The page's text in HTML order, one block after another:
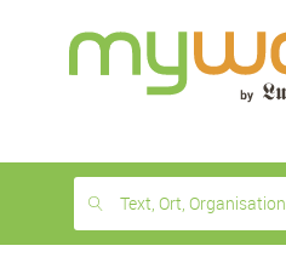
month
free
Text, Ort, Organisation